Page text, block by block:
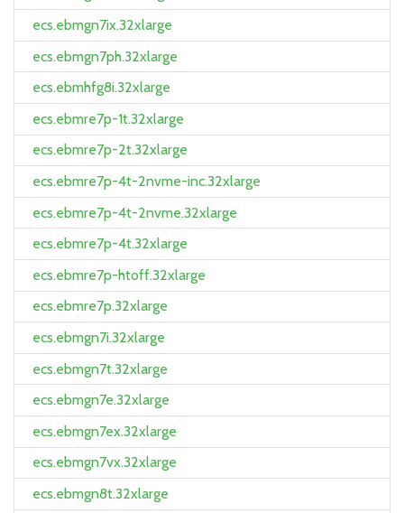
ecs.ebmgn7ix.32xlarge
ecs.ebmgn7ph.32xlarge
ecs.ebmhfg8i.32xlarge
ecs.ebmre7p-1t.32xlarge
ecs.ebmre7p-2t.32xlarge
ecs.ebmre7p-4t-2nvme-inc.32xlarge
ecs.ebmre7p-4t-2nvme.32xlarge
ecs.ebmre7p-4t.32xlarge
ecs.ebmre7p-htoff.32xlarge
ecs.ebmre7p.32xlarge
ecs.ebmgn7i.32xlarge
ecs.ebmgn7t.32xlarge
ecs.ebmgn7e.32xlarge
ecs.ebmgn7ex.32xlarge
ecs.ebmgn7vx.32xlarge
ecs.ebmgn8t.32xlarge